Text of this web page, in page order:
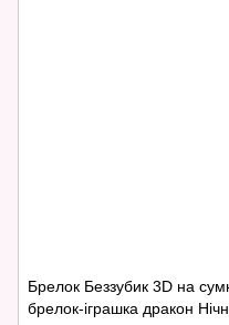
Брелок Беззубик 3D на
брелок-іграшка дракон